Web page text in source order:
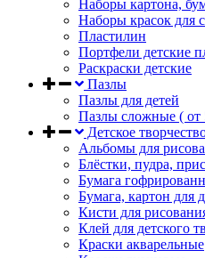
Наборы картона,
Наборы красок для
Пластилин
Портфели детские
Раскраски детские
Пазлы
Пазлы для детей
Пазлы сложные ( от
Детское
Альбомы для
Блёстки, пудра,
Бумага
Бумага, картон для
Кисти для
Клей для детского
Краски акварельные